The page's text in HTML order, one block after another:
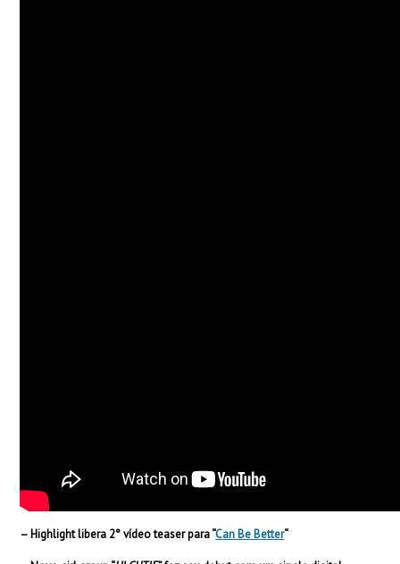
– Highlight libera 2° vídeo teaser para “Can Be Better“